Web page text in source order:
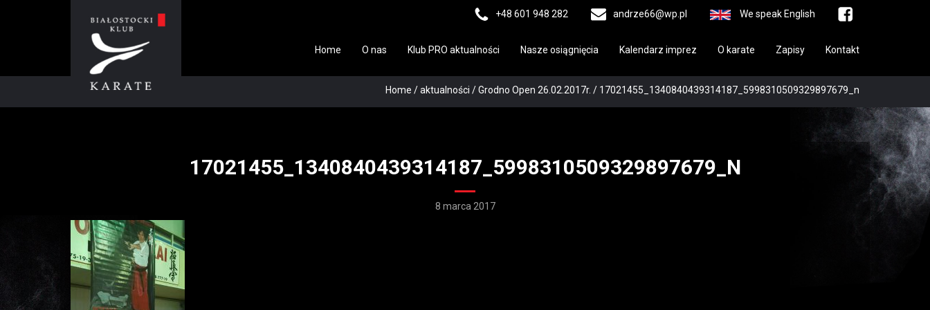
+48 601 948 282 andrze66@wp.pl We speak English
Home O nas Klub PRO aktualności Nasze osiągnięcia Kalendarz imprez O karate Zapisy Kontakt
Home /aktualności /Grodno Open 26.02.2017r. / 17021455_1340840439314187_5998310509329897679_n
17021455_1340840439314187_5998310509329897679_N
8 marca 2017